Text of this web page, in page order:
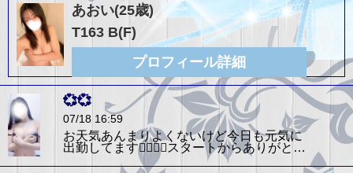
あおい(25歳)
T163 B(F)
プロフィール詳細
💞💞
07/18 16:59
お天気あんまりよくないけど今日も元気に
出勤してます🙆‍♀️🙆‍♀️スタートからありがと…